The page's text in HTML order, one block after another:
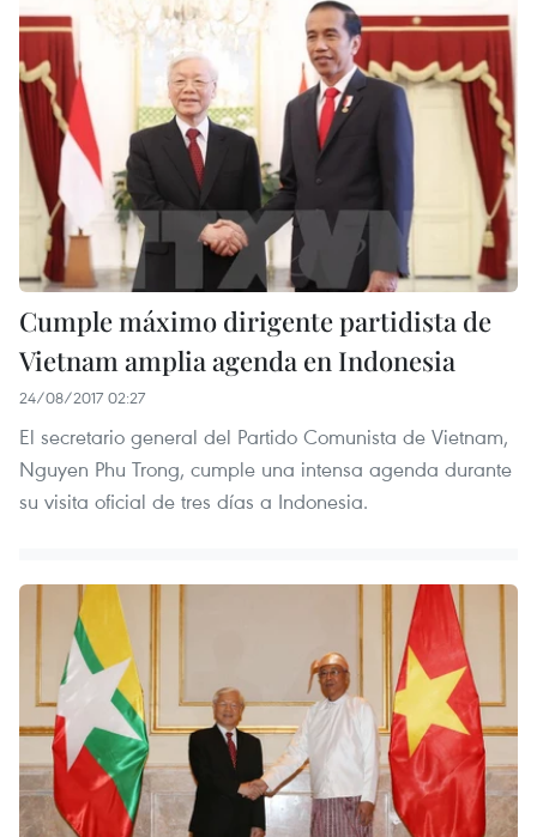
Cumple máximo dirigente partidista de
Vietnam amplia agenda en Indonesia
24/08/2017 02:27
El secretario general del Partido Comunista de Vietnam,
Nguyen Phu Trong, cumple una intensa agenda durante
su visita oficial de tres días a Indonesia.